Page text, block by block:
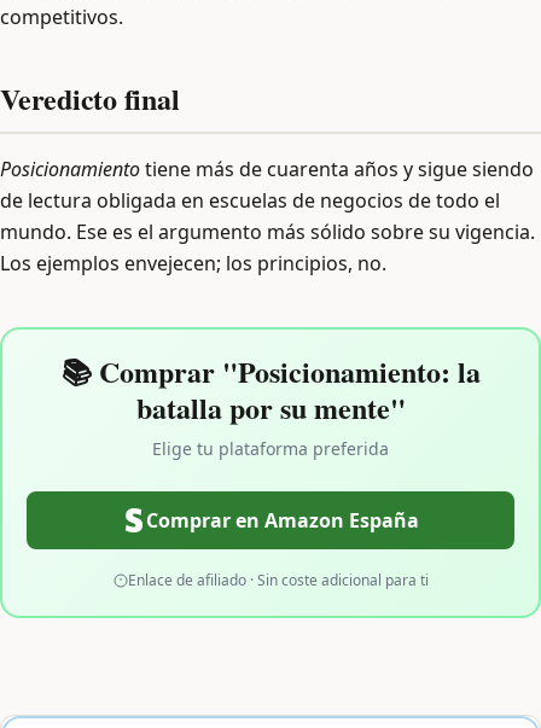
competitivos.
Veredicto final
Posicionamientotiene más de cuarenta años y sigue siendo
de lectura obligada en escuelas de negocios de todo el
mundo. Ese es el argumento más sólido sobre su vigencia.
Los ejemplos envejecen; los principios, no.
📚 Comprar "Posicionamiento: la
batalla por su mente"
Elige tu plataforma preferida
Comprar en Amazon España
Enlace de afiliado · Sin coste adicional para ti